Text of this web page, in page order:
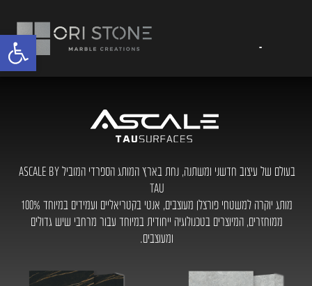
בעולם של עיצוב חדשני ומשתנה, נחת בארץ המותג הספרדי המוביל ASCALE BY
TAU
מותג יוקרה למשטחי פורצלן מעוצבים, אנטי בקטריאליים ועמידים במיוחד 100%
ממוחזרים, המיוצרים בטכנולוגיה ייחודית במיוחד עבור מרחבי שיש גדולים
ומעוצבים.